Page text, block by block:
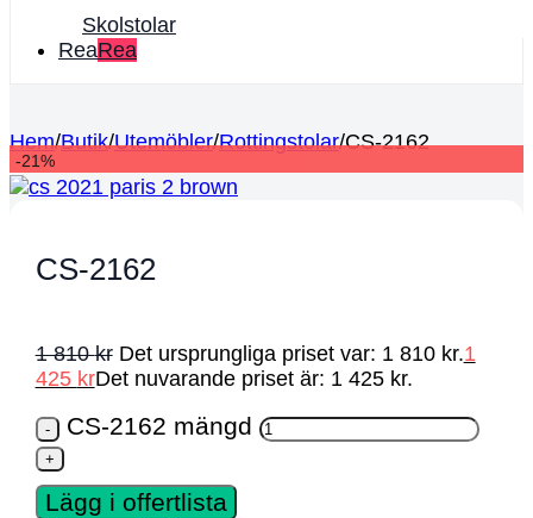
Skolstolar
Rea
Hem/Butik/Utemöbler/Rottingstolar/CS-2162
-21%
CS-2162
1 810kr Det ursprungliga priset var: 1 810 kr.1
425 krDet nuvarande priset är: 1 425 kr.
CS-2162 mängd
Lägg i offertlista